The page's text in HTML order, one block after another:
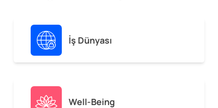
İş Dünyası
Well-Being